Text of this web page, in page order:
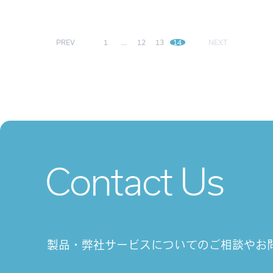
PREV 1 12 13 14 NEXT
Contact Us
製品・弊社サービスについてのご相談やお